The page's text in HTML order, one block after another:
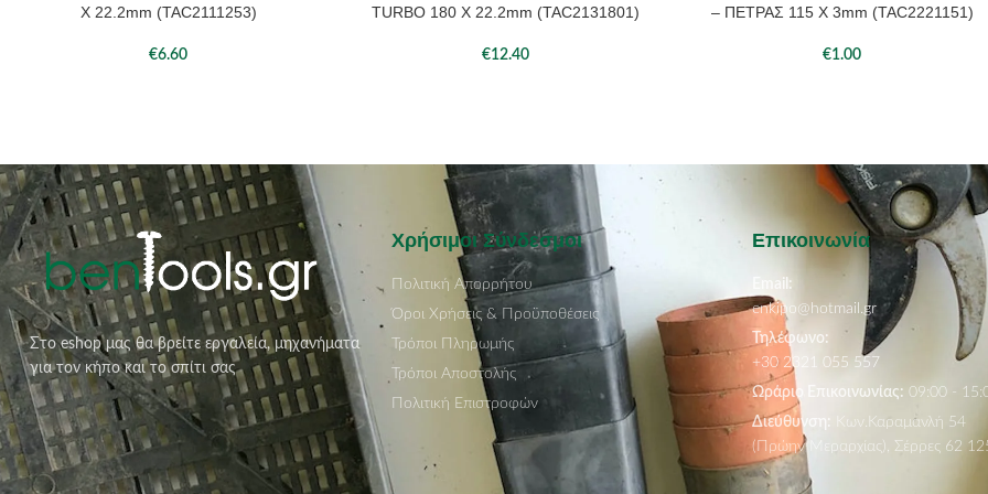
Χ 22.2mm (TAC2111253)
€6.60
TURBO 180 Χ 22.2mm (TAC2131801)
€12.40
– ΠΕΤΡΑΣ 115 Χ 3mm (TAC2221151)
€1.00
Στο eshop μας θα βρείτε εργαλεία, μηχανήματα
για τον κήπο και το σπίτι σας
Χρήσιμοι Σύνδεσμοι
Πολιτική Απορρήτου
Όροι Χρήσεις & Προϋποθέσεις
Τρόποι Πληρωμής
Τρόποι Αποστολής
Πολιτική Επιστροφών
Επικοινωνία
Email:
enkipo@hotmail.gr
Τηλέφωνο:
+30 2321 055 557
Ωράριο Επικοινωνίας: 09:00 -
Διεύθυνση:
Κων.Καραμανλή 54
(Πρώην Μεραρχίας), Σέρρες 62